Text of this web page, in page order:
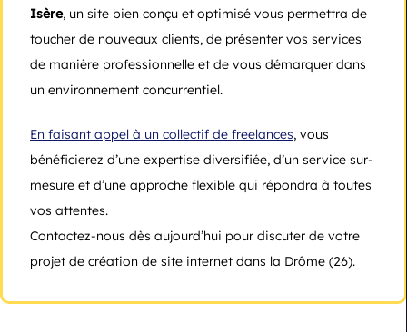
Isère, un site bien conçu et optimisé vous permettra de
toucher de nouveaux clients, de présenter vos services
de manière professionnelle et de vous démarquer dans
un environnement concurrentiel.
En faisant appel à un collectif de freelances, vous
bénéficierez d’une expertise diversifiée, d’un service sur-
mesure et d’une approche flexible qui répondra à toutes
vos attentes.
Contactez-nous dès aujourd’hui pour discuter de votre
projet de création de site internet dans la Drôme (26).